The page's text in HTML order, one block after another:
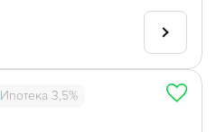
Ипотека 3,5%